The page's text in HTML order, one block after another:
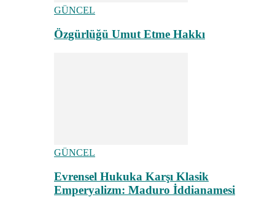
GÜNCEL
Özgürlüğü Umut Etme Hakkı
GÜNCEL
Evrensel Hukuka Karşı Klasik
Emperyalizm: Maduro İddianamesi